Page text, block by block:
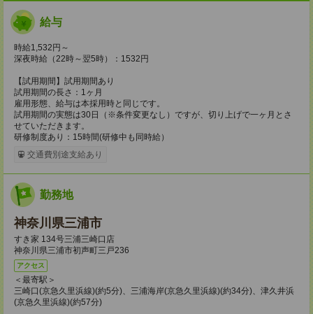
給与
時給1,532円～
深夜時給（22時～翌5時）：1532円
【試用期間】試用期間あり
試用期間の長さ：1ヶ月
雇用形態、給与は本採用時と同じです。
試用期間の実態は30日（※条件変更なし）ですが、切り上げで一ヶ月とさ
せていただきます。
研修制度あり：15時間(研修中も同時給）
交通費別途支給あり
勤務地
神奈川県三浦市
すき家 134号三浦三崎口店
神奈川県三浦市初声町三戸236
アクセス
＜最寄駅＞
三崎口(京急久里浜線)(約5分)、三浦海岸(京急久里浜線)(約34分)、津久井浜
(京急久里浜線)(約57分)